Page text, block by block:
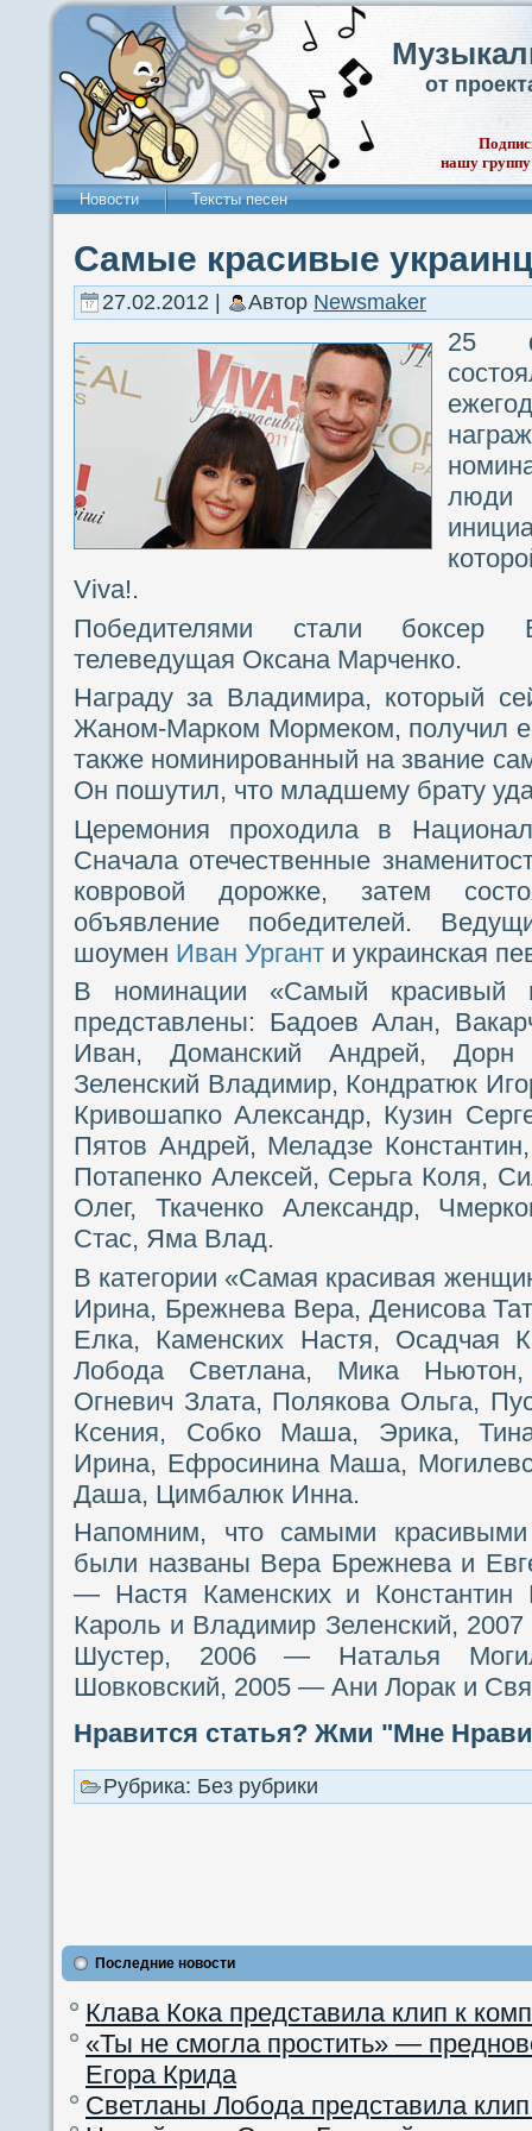
от
нашу
Новости Тексты песен
Самые красивые
27.02.2012 | Автор Newsmaker
25
Viva!.
Победителями стали
телеведущая Оксана Марченко.
Награду за Владимира, который
Жаном-Марком Мормеком, получил
также номинированный на звание
Он пошутил, что младшему брату
Церемония проходила в
Сначала отечественные
ковровой дорожке, затем
объявление победителей.
шоумен Иван Ургант и украинская
В номинации «Самый красивый
представлены: Бадоев Алан,
Иван, Доманский Андрей,
Зеленский Владимир, Кондратюк
Кривошапко Александр, Кузин
Пятов Андрей, Меладзе
Потапенко Алексей, Серьга Коля,
Олег, Ткаченко Александр,
Стас, Яма Влад.
В категории «Самая красивая
Ирина, Брежнева Вера, Денисова
Елка, Каменских Настя, Осадчая
Лобода Светлана, Мика Ньютон,
Огневич Злата, Полякова Ольга,
Ксения, Собко Маша, Эрика,
Ирина, Ефросинина Маша,
Даша, Цимбалюк Инна.
Напомним, что самыми
были названы Вера Брежнева и
— Настя Каменских и
Кароль и Владимир Зеленский,
Шустер, 2006 — Наталья
Шовковский, 2005 — Ани Лорак и
Нравится статья? Жми "Мне
Рубрика: Без рубрики
Последние новости
Клава Кока представила клип к
«Ты не смогла простить» —
Егора Крида
Светланы Лобода представила